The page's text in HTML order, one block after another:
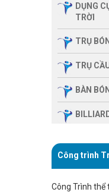
DỤNG
TRỜI
TRỤ
TRỤ
BÀN
ĐÌNH
Công trình
Công Trình thể